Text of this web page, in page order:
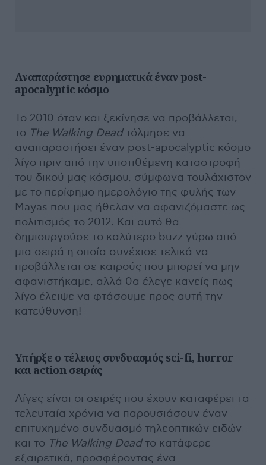
Αναπαράστησε ευρηματικά έναν post-
apocalyptic κόσμο
Το 2010 όταν και ξεκίνησε να προβάλλεται,
το The Walking Deadτόλμησε να
αναπαραστήσει έναν post-apocalyptic κόσμο
λίγο πριν από την υποτιθέμενη καταστροφή
του δικού μας κόσμου, σύμφωνα τουλάχιστον
με το περίφημο ημερολόγιο της φυλής των
Mayas που μας ήθελαν να αφανιζόμαστε ως
πολιτισμός το 2012. Και αυτό θα
δημιουργούσε το καλύτερο buzz γύρω από
μια σειρά η οποία συνέχισε τελικά να
προβάλλεται σε καιρούς που μπορεί να μην
αφανιστήκαμε, αλλά θα έλεγε κανείς πως
λίγο έλειψε να φτάσουμε προς αυτή την
κατεύθυνση!
Υπήρξε ο τέλειος συνδυασμός sci-fi, horror
καιaction σειράς
Λίγες είναι οι σειρές που έχουν καταφέρει τα
τελευταία χρόνια να παρουσιάσουν έναν
επιτυχημένο συνδυασμό τηλεοπτικών ειδών
και το The Walking Deadτο κατάφερε
εξαιρετικά, προσφέροντας ένα